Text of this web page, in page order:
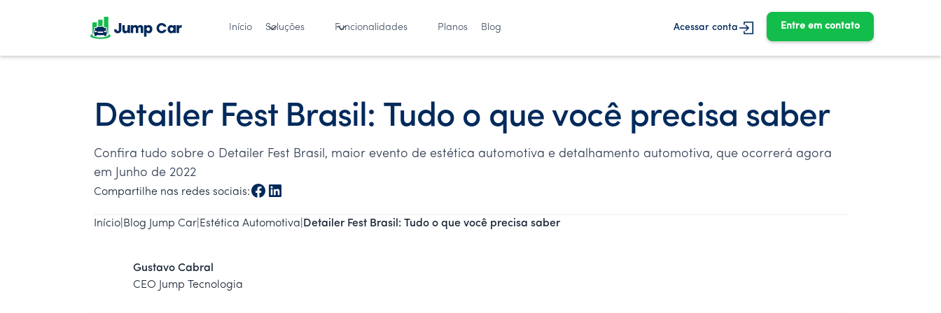
Início Soluções Funcionalidades Planos Blog Acessar conta Entre em contato
Detailer Fest Brasil: Tudo o que você precisa saber
Confira tudo sobre o Detailer Fest Brasil, maior evento de estética automotiva e detalhamento automotiva, que ocorrerá agora
em Junho de 2022
Compartilhe nas redes sociais:
Início Blog Jump Car Estética Automotiva Detailer Fest Brasil: Tudo o que você precisa saber
Gustavo Cabral
CEO Jump Tecnologia